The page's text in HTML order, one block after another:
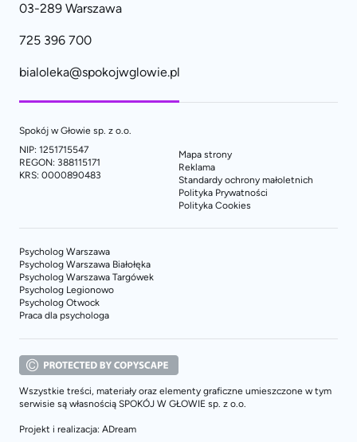
03-289 Warszawa
725 396 700
bialoleka@spokojwglowie.pl
Spokój w Głowie sp. z o.o.
NIP: 1251715547
REGON: 388115171
KRS: 0000890483
Mapa strony
Reklama
Standardy ochrony małoletnich
Polityka Prywatności
Polityka Cookies
Psycholog Warszawa
Psycholog Warszawa Białołęka
Psycholog Warszawa Targówek
Psycholog Legionowo
Psycholog Otwock
Praca dla psychologa
Wszystkie treści, materiały oraz elementy graficzne umieszczone w tym
serwisie są własnością SPOKÓJ W GŁOWIE sp. z o.o.
Projekt i realizacja: ADream